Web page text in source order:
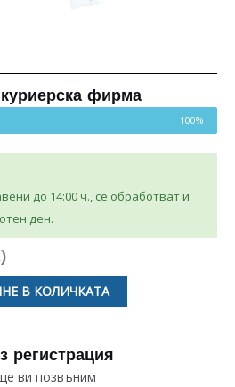
фирма
100%
до 14:00 ч., се обработват и
ден.
В КОЛИЧКАТА
регистрация
ви позвъним